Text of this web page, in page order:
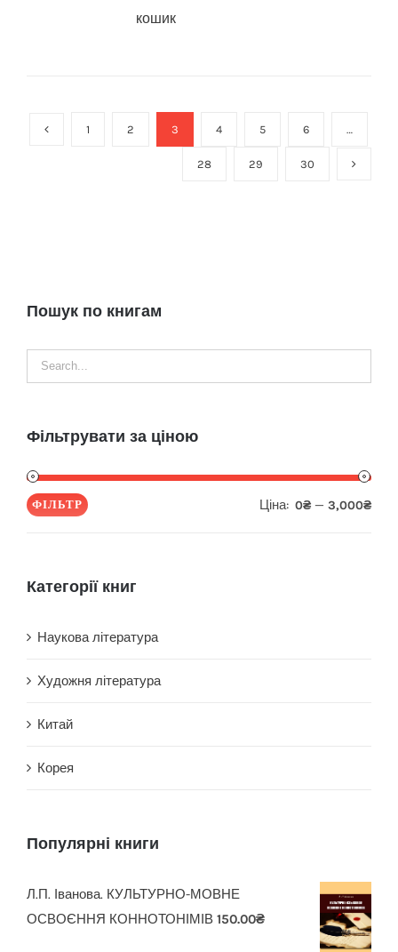
кошик
1 2 3 4 5 6 …
28 29 30
Пошук по книгам
Фільтрувати за ціною
ФІЛЬТР Ціна: 0₴ — 3,000₴
Категорії книг
Наукова література
Художня література
Китай
Корея
Популярні книги
Л.П. Іванова. КУЛЬТУРНО-МОВНЕ
ОСВОЄННЯ КОННОТОНІМІВ 150.00₴